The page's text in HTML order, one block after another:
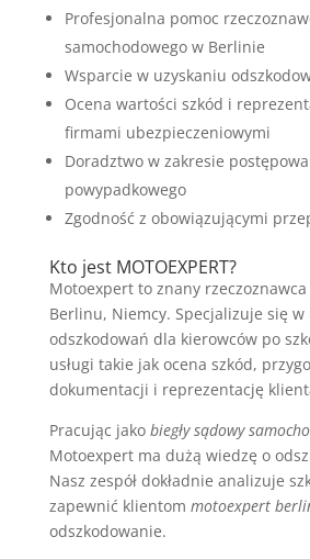
Profesjonalna pomoc
samochodowego w Berlinie
Wsparcie w uzyskaniu
Ocena wartości szkód i
firmami ubezpieczeniowymi
Doradztwo w zakresie
powypadkowego
Zgodność z obowiązującymi
Kto jest MOTOEXPERT?
Motoexpert to znany
Berlinu, Niemcy. Specjalizuje się w
odszkodowań dla kierowców po
usługi takie jak ocena szkód,
dokumentacji i reprezentację
Pracując jako biegły sądowy
Motoexpert ma dużą wiedzę o
Nasz zespół dokładnie analizuje
zapewnić klientom motoexpert
odszkodowanie.